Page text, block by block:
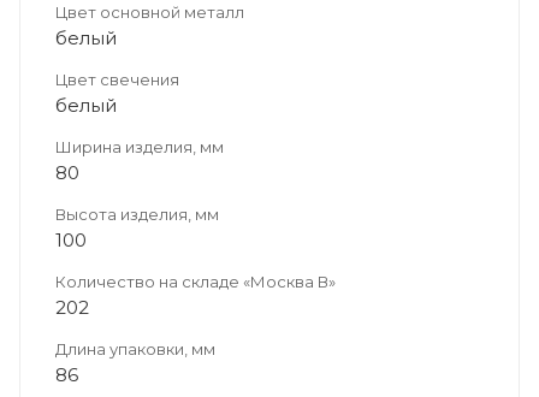
Цвет основной металл
белый
Цвет свечения
белый
Ширина изделия, мм
80
Высота изделия, мм
100
Количество на складе «Москва В»
202
Длина упаковки, мм
86